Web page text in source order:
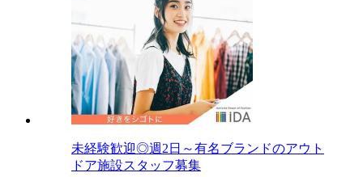
未経験歓迎◎週2日～有名ブランドのアウト
ドア施設スタッフ募集